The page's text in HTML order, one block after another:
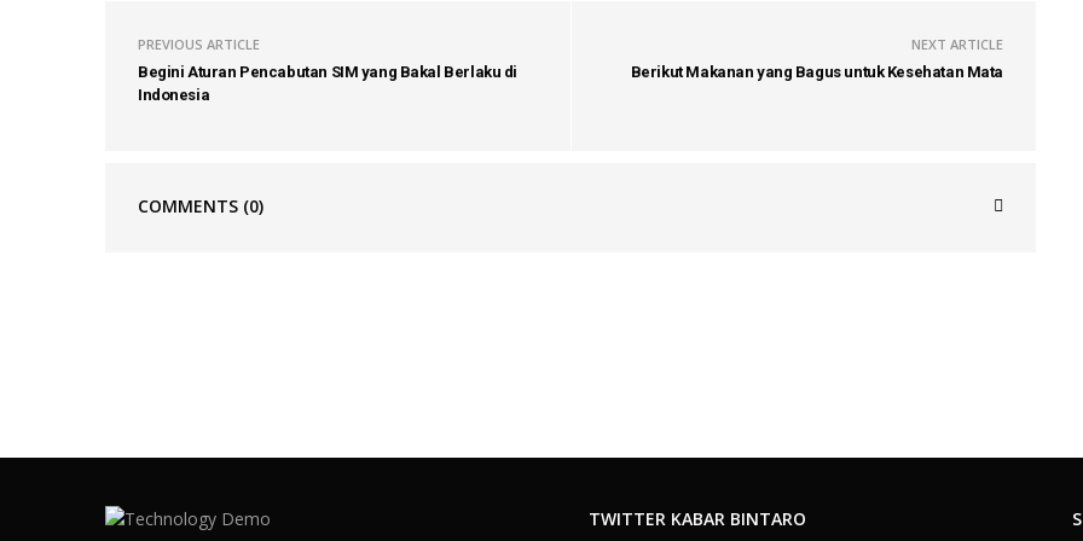
PREVIOUS ARTICLE
Begini Aturan Pencabutan SIM yang Bakal Berlaku di
Indonesia
NEXT ARTICLE
Berikut Makanan yang Bagus untuk Kesehatan Mata
COMMENTS (0)
TWITTER KABAR BINTARO